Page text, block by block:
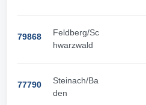
79868
Feldberg/Sc
hwarzwald
77790
Steinach/Ba
den